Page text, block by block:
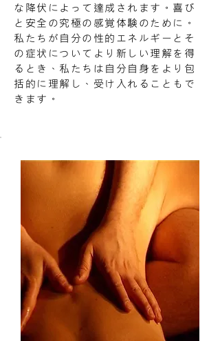
な降伏によって達成されます。喜び
と安全の究極の感覚体験のために。
私たちが自分の性的エネルギーとそ
の症状についてより新しい理解を得
るとき、私たちは自分自身をより包
括的に理解し、受け入れることもで
きます。​​​​​​​​​​​​​​​​​​​​​​​​​​​​​​​​​​​​​​​​​​​​​​​​​​​​​​​​​​​​​​​​​​​​​​​​​​​​​​​​​​​​​​​​​​​​​​​​​​​​​​​​​​​​​​​​​​​​​​​​​​​​​​​​​​​​​​​​​​​​​​​​​​​​​​​​​​​​​​​​​​